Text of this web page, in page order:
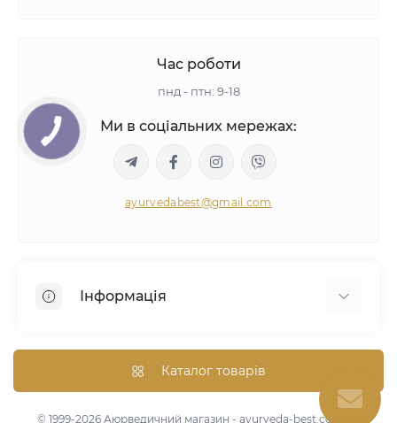
Час роботи
пнд - птн: 9-18
Ми в соціальних мережах:
ayurvedabest@gmail.com
Інформація
Аюрведична консультація
Оптом/Знижки
Карта сайту
Каталог товарів
© 1999-2026 Аюрведичний магазин - ayurveda-best.com.ua